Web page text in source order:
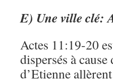
E) Une ville clé:
Actes 11:19-20
dispersés à
d’Etienne